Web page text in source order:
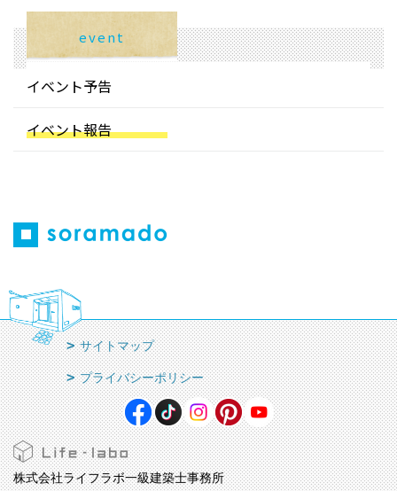
event
イベント予告
イベント報告
サイトマップ
プライバシーポリシー
株式会社ライフラボ一級建築士事務所